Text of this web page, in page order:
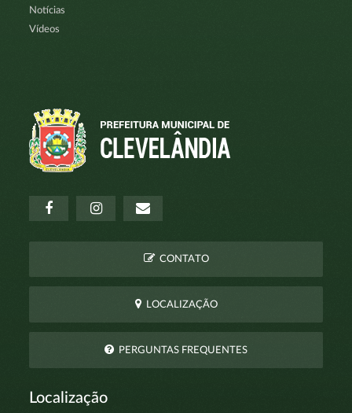
Notícias
Vídeos
CONTATO
LOCALIZAÇÃO
PERGUNTAS FREQUENTES
Localização